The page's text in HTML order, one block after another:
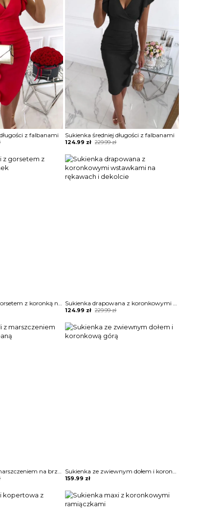
z falbanami Sukienka średniej długości z falbanami
229.99zł
Original
was:
229.99 zł.
124.99 zł
Current
is:
124.99 zł.
Sukienka mini z gorsetem z koronką na zamek Sukienka drapowana z koronkowymi wstawkami na rękawach i dekolcie
229.99zł
Original
was:
229.99 zł.
124.99 zł
Current
is:
124.99 zł.
Sukienka midi z marszczeniem na brzuchu i falbaną Sukienka ze zwiewnym dołem i koronkową górą
159.99 zł